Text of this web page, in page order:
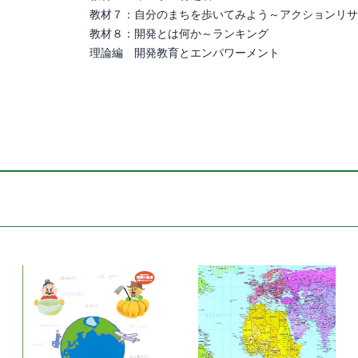
個
教材７：自分のまちを歩いてみよう～アクションリ
教材８：開発とは何か～ランキング
理論編 開発教育とエンパワーメント